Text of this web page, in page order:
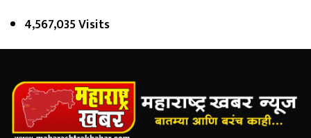
4,567,035 Visits